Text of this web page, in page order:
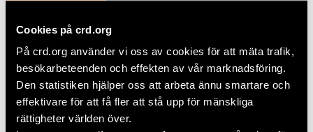
Cookies på crd.org
På crd.org använder vi oss av cookies för att mäta trafik,
besökarbeteenden och effekten av vår marknadsföring.
Den statistiken hjälper oss att arbeta ännu smartare och
effektivare för att få fler att stå upp för mänskliga
rättigheter världen över.
erfarenhet av hatbrott, Simon
Wallengren, doktorand Malmö
Universitet, Carina Nilsson,
kommunfullmäktiges ordförande i Malmö
samt Zandra Brodd, chefen för polisens
hatbrottsgrupp [Moderator, Katri Linna, Civil
Rights Defenders]